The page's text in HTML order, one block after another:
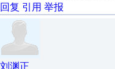
回复 引用 举报
刘渊正